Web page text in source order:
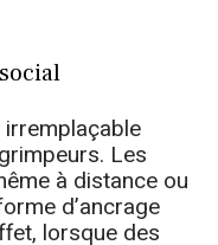
Les
à distance ou
d’ancrage
lorsque des